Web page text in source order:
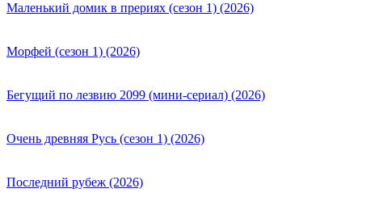
Маленький домик в прериях (сезон 1) (2026)
Морфей (сезон 1) (2026)
Бегущий по лезвию 2099 (мини-сериал) (2026)
Очень древняя Русь (сезон 1) (2026)
Последний рубеж (2026)